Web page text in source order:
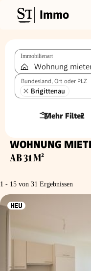
Immo
Immobilienart
Bundesland, Ort oder PLZ
Brigittenau
Mehr Filter
2
WOHNUNG
AB 31 M²
1 - 15 von 31 Ergebnissen